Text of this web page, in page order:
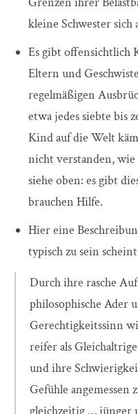
kleine Schwester sich
Es gibt offensichtlich
Eltern und
regelmäßigen
etwa jedes siebte bis
Kind auf die Welt
nicht verstanden, wie
siehe oben: es gibt
brauchen Hilfe.
Hier eine
typisch zu sein
Durch ihre rasche
philosophische Ader
Gerechtigkeitssinn
reifer als
und ihre
Gefühle angemessen